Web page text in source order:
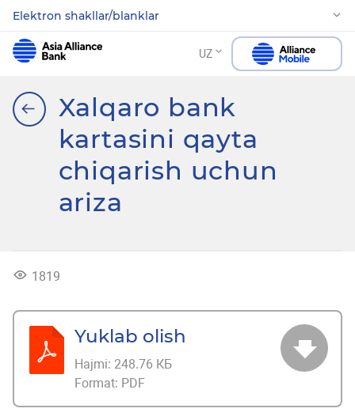
Elektron shakllar/blanklar
UZ
Xalqaro bank
kartasini qayta
chiqarish uchun
ariza
1819
Yuklab olish
Hajmi: 248.76 КБ
Format: PDF